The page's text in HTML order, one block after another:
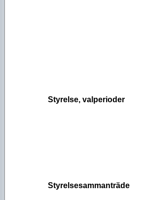
Styrelse, valperioder
Styrelsesammanträde